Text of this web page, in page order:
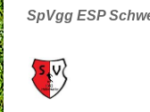
SpVgg ESP